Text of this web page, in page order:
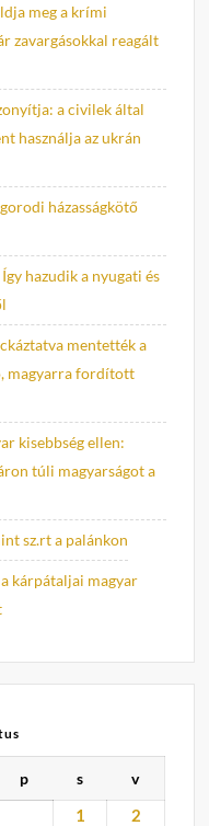
meg a krími
zavargásokkal reagált
a civilek által
használja az ukrán
házasságkötő
hazudik a nyugati és
mentették a
magyarra fordított
kisebbség ellen:
túli magyarságot a
sz.rt a palánkon
kárpátaljai magyar
p s v
1
2